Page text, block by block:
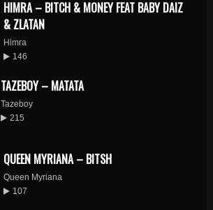
HIMRA – BITCH & MONEY FEAT BABY DAIZ
& ZLATAN
Himra
146
TAZEBOY – MATATA
Tazeboy
215
QUEEN MYRIANA – BITSH
Queen Myriana
107